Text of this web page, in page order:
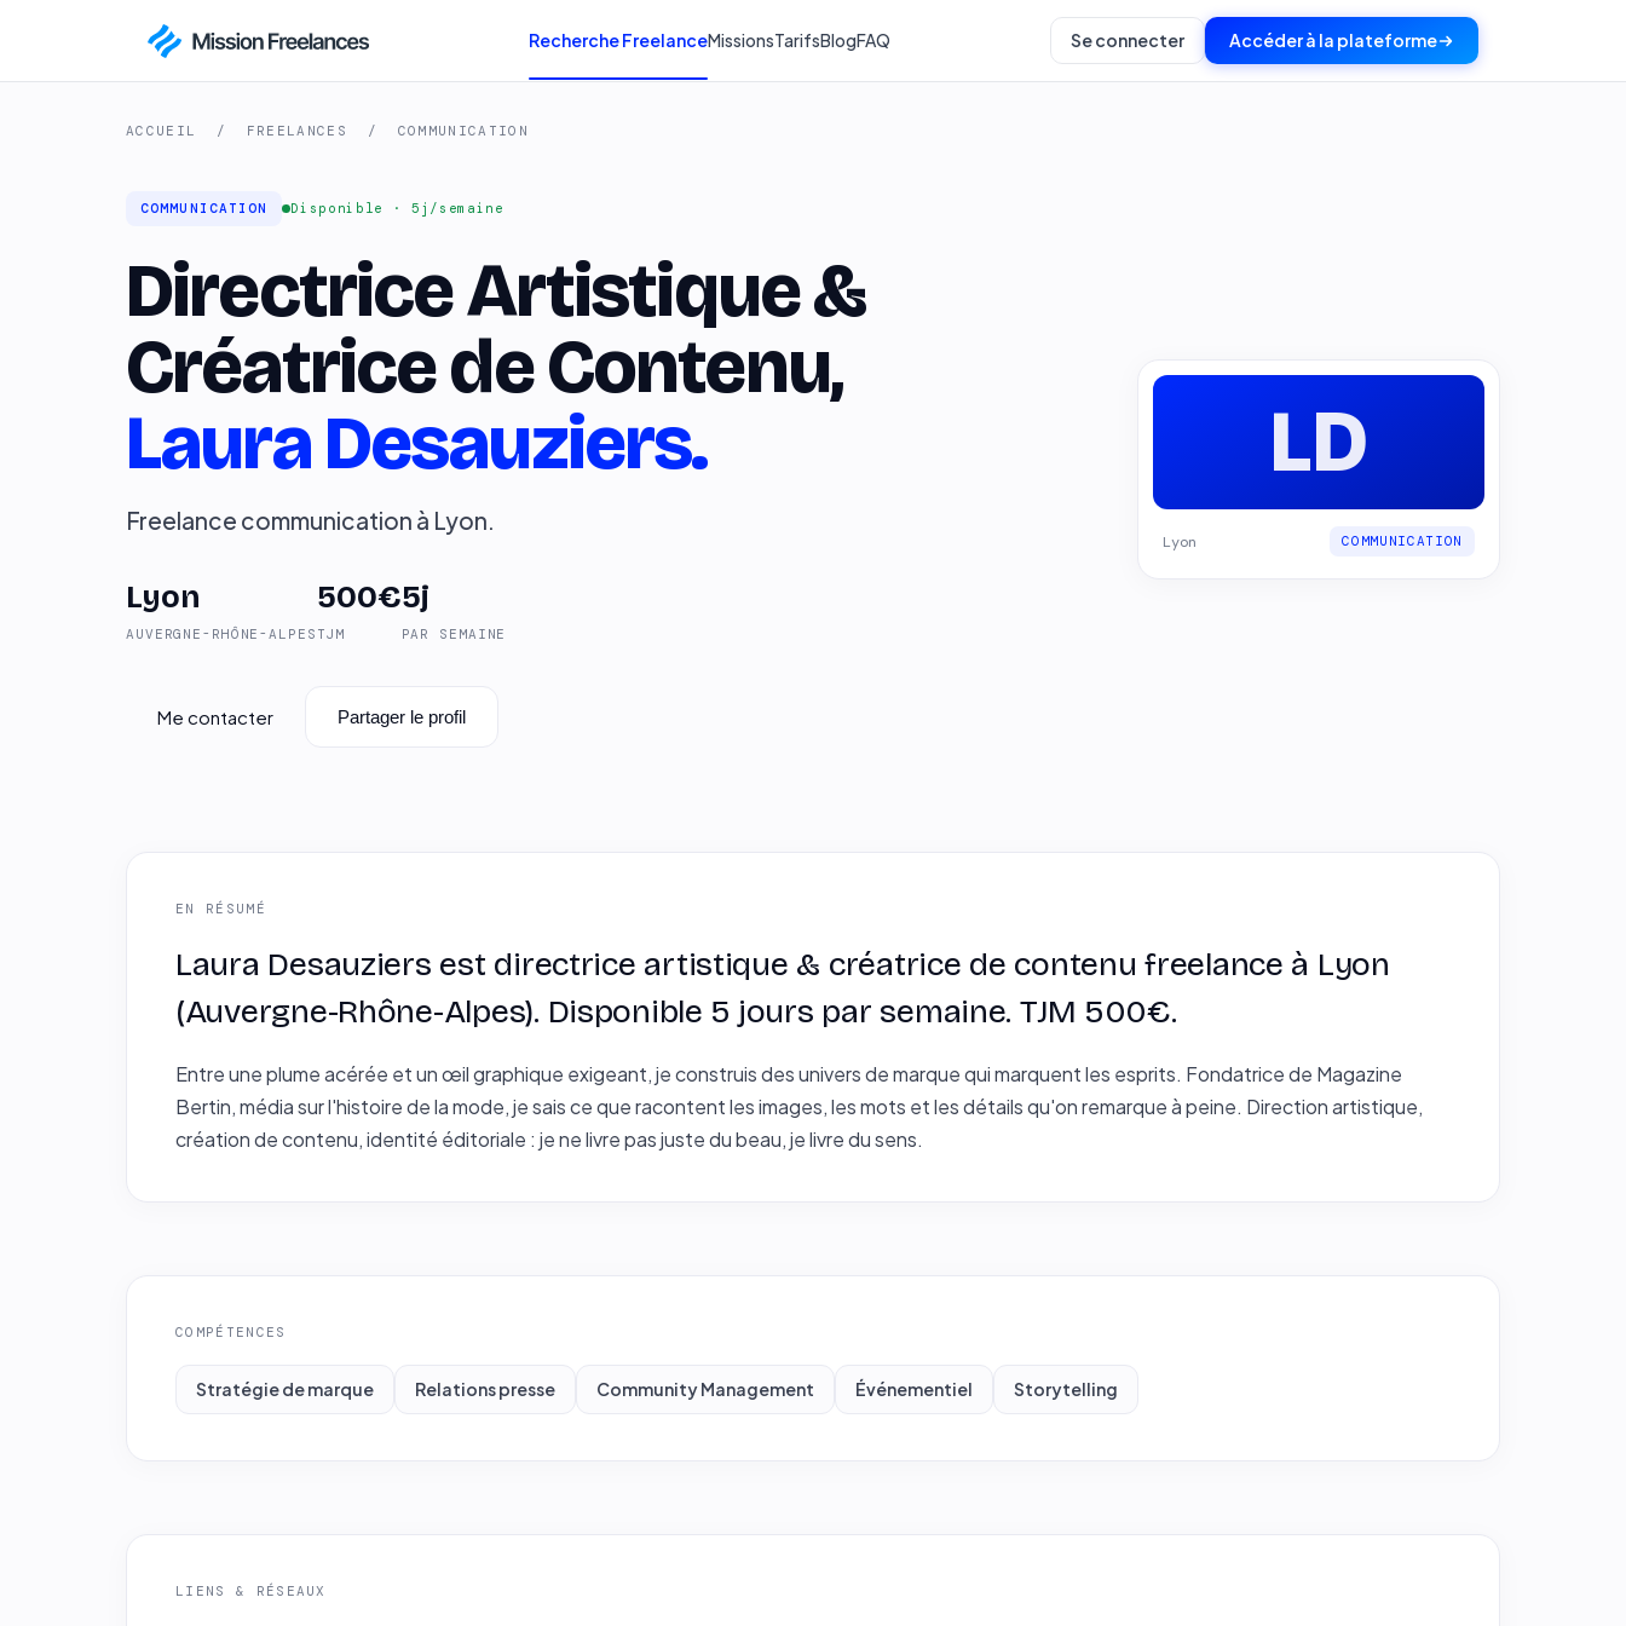
Recherche FreelanceMissionsTarifsBlogFAQ Se connecter Accéder à la plateforme
ACCUEIL / FREELANCES / COMMUNICATION
COMMUNICATION Disponible · 5j/semaine
Directrice Artistique &
Créatrice de Contenu,
Laura Desauziers.
Freelance communication à Lyon.
Lyon
AUVERGNE-RHÔNE-ALPES
500€
TJM
5j
PAR SEMAINE
Me contacter Partager le profil
LD
Lyon COMMUNICATION
EN RÉSUMÉ
Laura Desauziers est directrice artistique & créatrice de contenu freelance à Lyon
(Auvergne-Rhône-Alpes). Disponible 5 jours par semaine. TJM 500€.
Entre une plume acérée et un œil graphique exigeant, je construis des univers de marque qui marquent les esprits. Fondatrice de Magazine
Bertin, média sur l'histoire de la mode, je sais ce que racontent les images, les mots et les détails qu'on remarque à peine. Direction artistique,
création de contenu, identité éditoriale : je ne livre pas juste du beau, je livre du sens.
COMPÉTENCES
Stratégie de marque Relations presse Community Management Événementiel Storytelling
LIENS & RÉSEAUX